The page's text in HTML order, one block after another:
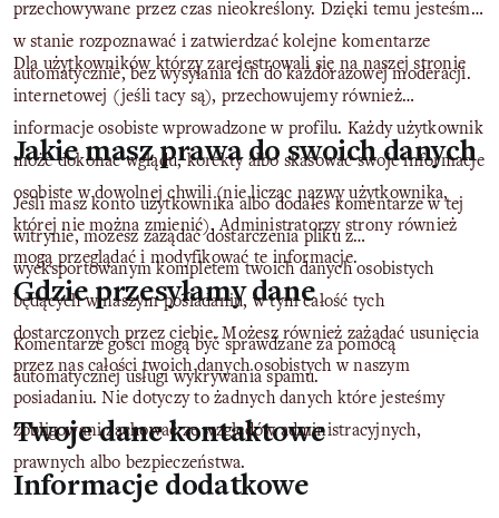
przechowywane przez czas nieokreślony. Dzięki temu jesteśmy
w stanie rozpoznawać i zatwierdzać kolejne komentarze
automatycznie, bez wysyłania ich do każdorazowej moderacji.
Dla użytkowników którzy zarejestrowali się na naszej stronie
internetowej (jeśli tacy są), przechowujemy również
informacje osobiste wprowadzone w profilu. Każdy użytkownik
może dokonać wglądu, korekty albo skasować swoje informacje
osobiste w dowolnej chwili (nie licząc nazwy użytkownika,
której nie można zmienić). Administratorzy strony również
mogą przeglądać i modyfikować te informacje.
Jakie masz prawa do swoich danych
Jeśli masz konto użytkownika albo dodałeś komentarze w tej
witrynie, możesz zażądać dostarczenia pliku z
wyeksportowanym kompletem twoich danych osobistych
będących w naszym posiadaniu, w tym całość tych
dostarczonych przez ciebie. Możesz również zażądać usunięcia
przez nas całości twoich danych osobistych w naszym
posiadaniu. Nie dotyczy to żadnych danych które jesteśmy
zobligowani zachować ze względów administracyjnych,
prawnych albo bezpieczeństwa.
Gdzie przesyłamy dane
Komentarze gości mogą być sprawdzane za pomocą
automatycznej usługi wykrywania spamu.
Twoje dane kontaktowe
Informacje dodatkowe